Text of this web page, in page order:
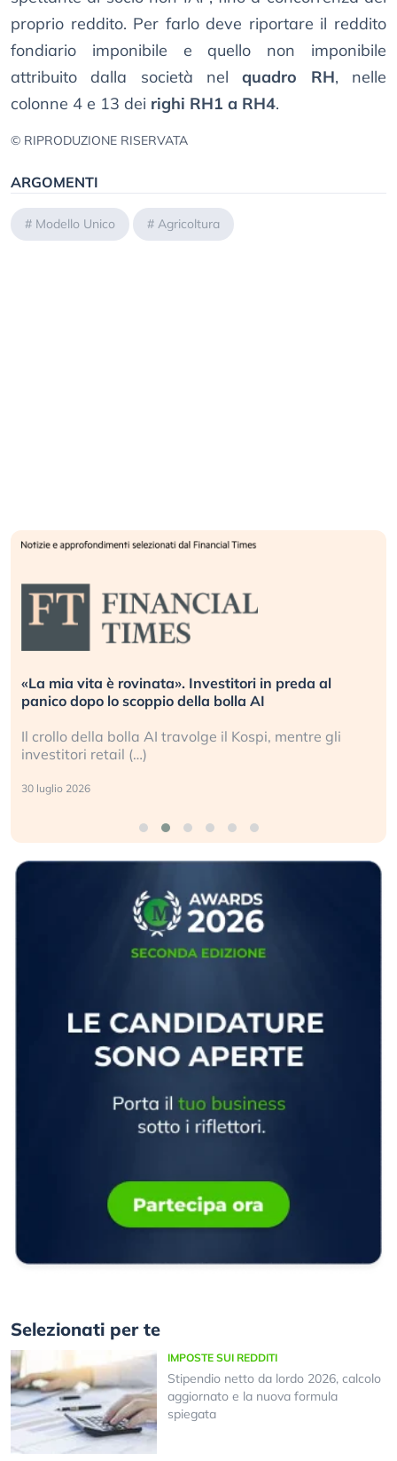
proprio reddito. Per farlo deve riportare il reddito
fondiario imponibile e quello non imponibile
attribuito dalla società nel quadro RH, nelle
colonne 4 e 13 dei righi RH1 a RH4.
© RIPRODUZIONE RISERVATA
ARGOMENTI
# Modello Unico # Agricoltura
«La mia vita è rovinata». Investitori in preda al
panico dopo lo scoppio della bolla AI
Il crollo della bolla AI travolge il Kospi, mentre gli
investitori retail (…)
30 luglio 2026
Selezionati per te
IMPOSTE SUI REDDITI
Stipendio netto da lordo 2026, calcolo
aggiornato e la nuova formula
spiegata